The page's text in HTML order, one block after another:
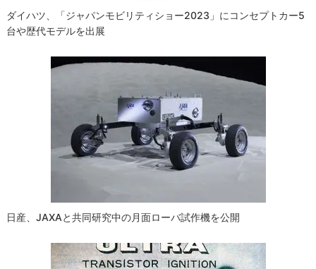
ダイハツ、「ジャパンモビリティショー2023」にコンセプトカー5
台や歴代モデルを出展
日産、JAXAと共同研究中の月面ローバ試作機を公開